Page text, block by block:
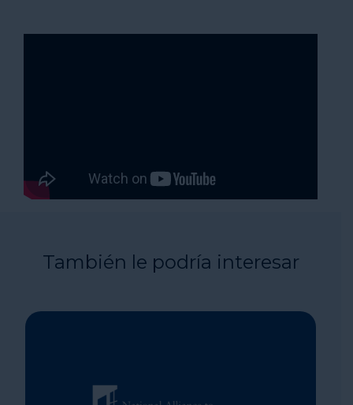
También le podría interesar